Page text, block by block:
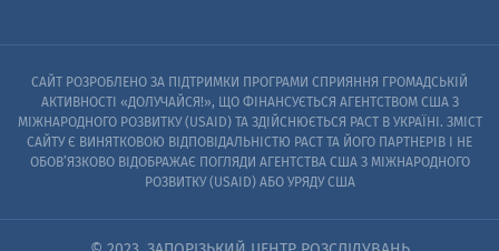
САЙТ РОЗРОБЛЕНО ЗА ПІДТРИМКИ ПРОГРАМИ СПРИЯННЯ ГРОМАДСЬКІЙ
АКТИВНОСТІ «ДОЛУЧАЙСЯ!», ЩО ФІНАНСУЄТЬСЯ АГЕНТСТВОМ США З
МІЖНАРОДНОГО РОЗВИТКУ (USAID) ТА ЗДІЙСНЮЄТЬСЯ PACT В УКРАЇНІ. ЗМІСТ
САЙТУ Є ВИНЯТКОВОЮ ВІДПОВІДАЛЬНІСТЮ PACT ТА ЙОГО ПАРТНЕРІВ I НЕ
ОБОВ’ЯЗКОВО ВІДОБРАЖАЄ ПОГЛЯДИ АГЕНТСТВА США З МІЖНАРОДНОГО
РОЗВИТКУ (USAID) АБО УРЯДУ США